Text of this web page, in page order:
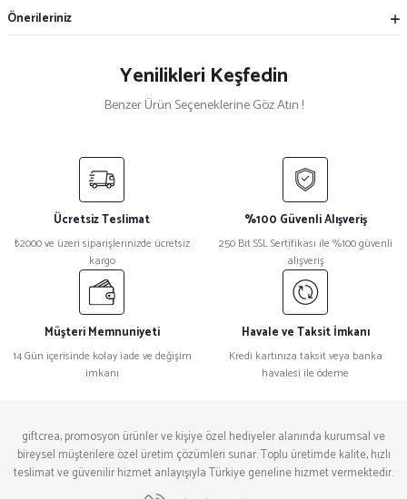
Önerileriniz
Yenilikleri Keşfedin
Benzer Ürün Seçeneklerine Göz Atın !
AÇELYA POLO YAKA TİŞÖRT
₺ 346,50
AÇELYA YEŞİL POLO YAKA TİŞÖRT
₺ 346,50
AÇELYA GRİ POLO YAKA TİŞÖRT
₺ 346,50
AÇELYA POLO YAKA TİŞÖRT
₺ 346,50
Ücretsiz Teslimat
₺2000 ve üzeri siparişlerinizde ücretsiz
kargo
%100 Güvenli Alışveriş
250 Bit SSL Sertifikası ile %100 güvenli
alışveriş
Müşteri Memnuniyeti
14 Gün içerisinde kolay iade ve değişim
imkanı
Havale ve Taksit İmkanı
Kredi kartınıza taksit veya banka
havalesi ile ödeme
giftcrea, promosyon ürünler ve kişiye özel hediyeler alanında kurumsal ve
bireysel müşterilere özel üretim çözümleri sunar. Toplu üretimde kalite, hızlı
teslimat ve güvenilir hizmet anlayışıyla Türkiye geneline hizmet vermektedir.